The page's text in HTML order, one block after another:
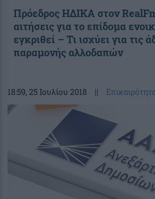
Πρόεδρος ΗΔΙΚΑ στον
αιτήσεις για το επίδομα
εγκριθεί – Τι ισχύει για τις
παραμονής αλλοδαπών
18:59, 25 Ιουλίου 2018 ||